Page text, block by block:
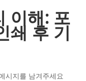
이해: 포
쇄 후 기
시지를 남겨주세요